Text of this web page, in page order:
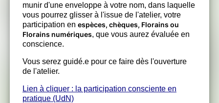
munir d'une enveloppe à votre nom, dans laquelle
vous pourrez glisser à l'issue de l'atelier, votre
participation en espèces, chèques, Florains ou
Florains numériques, que vous aurez évaluée en
conscience.
Vous serez guidé.e pour ce faire dès l'ouverture
de l'atelier.
Lien à cliquer : la participation consciente en
pratique (UdN)